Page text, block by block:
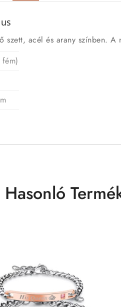
szett, acél és arany színben.
Hasonló